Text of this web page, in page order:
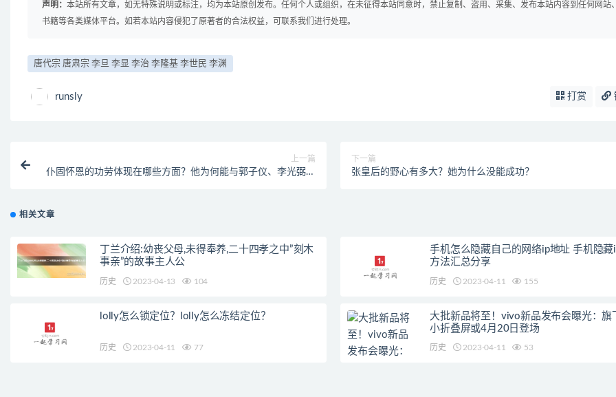
声明： 本站所有文章，如无特殊说明或标注，均为本站原创发布。任何个人或组织，在未征得本站同意时，禁止复制、盗用、采集、发布本站内容到任何网站、
书籍等各类媒体平台。如若本站内容侵犯了原著者的合法权益，可联系我们进行处理。
唐代宗 唐肃宗 李旦 李显 李治 李隆基 李世民 李渊
runsly 打赏
上一篇
仆固怀恩的功劳体现在哪些方面？他为何能与郭子仪、李光弼齐
下一篇
张皇后的野心有多大？她为什么没能成功？
相关文章
丁兰介绍:幼丧父母,未得奉养,二十四孝之中”刻木
事亲”的故事主人公
历史 2023-04-13 104
手机怎么隐藏自己的网络ip地址 手机隐藏
方法汇总分享
历史 2023-04-11 155
lolly怎么锁定位？lolly怎么冻结定位？
历史 2023-04-11 77
大批新品将至！vivo新品发布会曝光：旗
小折叠屏或4月20日登场
历史 2023-04-11 53